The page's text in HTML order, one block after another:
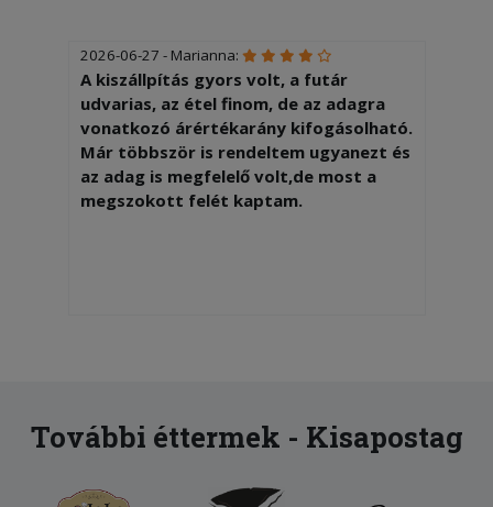
2026-06-27 - Marianna:
A kiszállpítás gyors volt, a futár
udvarias, az étel finom, de az adagra
vonatkozó árértékarány kifogásolható.
Már többször is rendeltem ugyanezt és
az adag is megfelelő volt,de most a
megszokott felét kaptam.
További éttermek - Kisapostag